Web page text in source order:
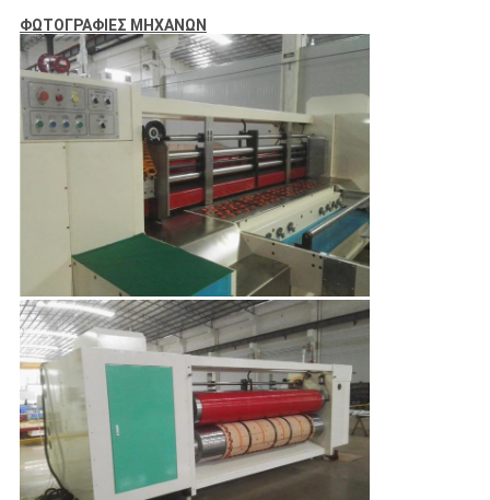
ΦΩΤΟΓΡΑΦΙΕΣ ΜΗΧΑΝΩΝ